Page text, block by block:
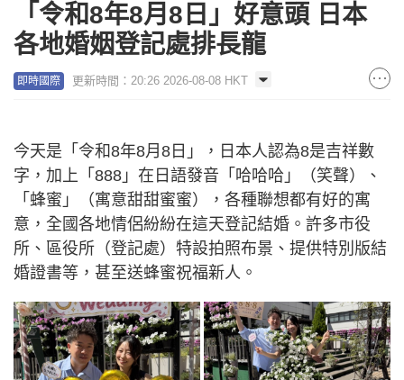
「令和8年8月8日」好意頭 日本
各地婚姻登記處排長龍
即時國際 更新時間：20:26 2026-08-08 HKT
今天是「令和8年8月8日」，日本人認為8是吉祥數
字，加上「888」在日語發音「哈哈哈」（笑聲）、
「蜂蜜」（寓意甜甜蜜蜜），各種聯想都有好的寓
意，全國各地情侶紛紛在這天登記結婚。許多市役
所、區役所（登記處）特設拍照布景、提供特別版結
婚證書等，甚至送蜂蜜祝福新人。